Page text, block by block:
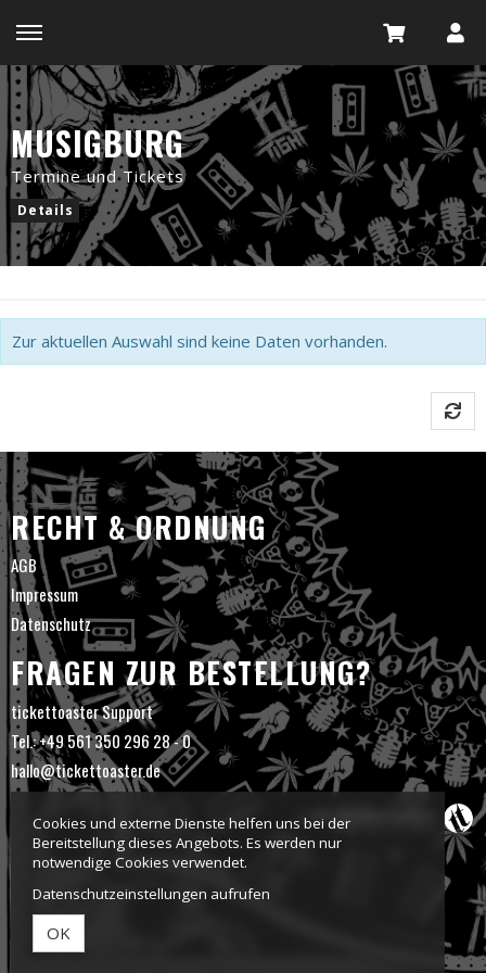
MUSIGBURG
Termine und Tickets
Details
Zur aktuellen Auswahl sind keine Daten vorhanden.
RECHT & ORDNUNG
AGB
Impressum
Datenschutz
FRAGEN ZUR BESTELLUNG?
tickettoaster Support
Tel.: +49 561 350 296 28 - 0
hallo@tickettoaster.de
Cookies und externe Dienste helfen uns bei der
Bereitstellung dieses Angebots. Es werden nur
notwendige Cookies verwendet.
Datenschutzeinstellungen aufrufen
OK